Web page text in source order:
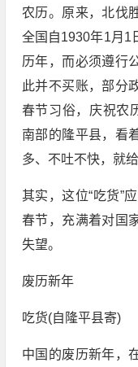
农历。原来，北伐
全国自1930年1月1
历年，而必须遵行
此并不买账，部分
春节习俗，庆祝农
南部的隆平县，看
多、不吐不快，就
其实，这位“吃货”
春节，充满着对国
失望。
废历新年
吃货(自隆平县寄)
中国的废历新年，